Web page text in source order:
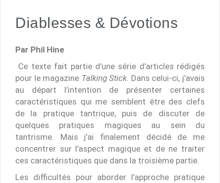
Diablesses & Dévotions
Par Phil Hine
Ce texte fait partie d’une série d’articles rédigés
pour le magazine Talking Stick. Dans celui-ci, j’avais
au départ l’intention de présenter certaines
caractéristiques qui me semblent être des clefs
de la pratique tantrique, puis de discuter de
quelques pratiques magiques au sein du
tantrisme. Mais j’ai finalement décidé de me
concentrer sur l’aspect magique et de ne traiter
ces caractéristiques que dans la troisième partie.
Les difficultés pour aborder l’approche pratique